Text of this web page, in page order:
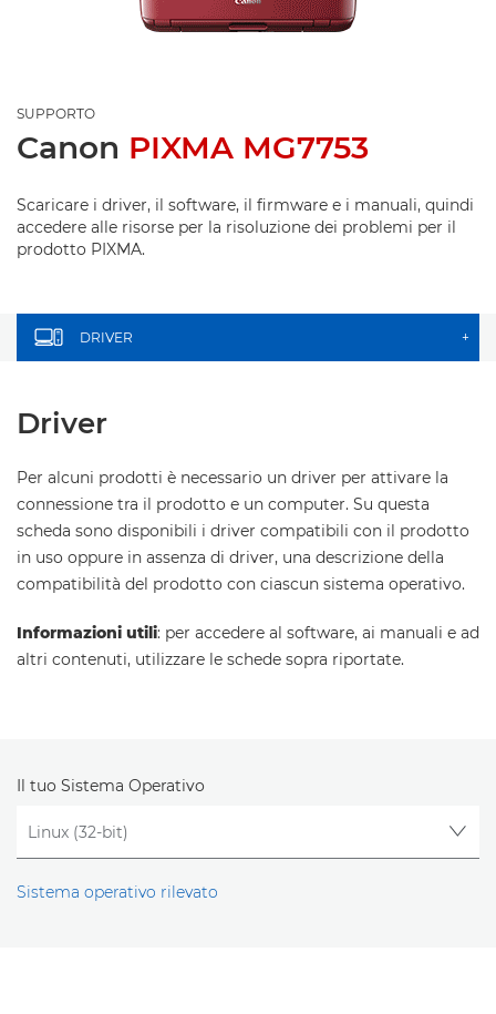
SUPPORTO
Canon PIXMA MG7753
Scaricare i driver, il software, il firmware e i manuali, quindi
accedere alle risorse per la risoluzione dei problemi per il
prodotto PIXMA.
DRIVER +
Driver
Per alcuni prodotti è necessario un driver per attivare la
connessione tra il prodotto e un computer. Su questa
scheda sono disponibili i driver compatibili con il prodotto
in uso oppure in assenza di driver, una descrizione della
compatibilità del prodotto con ciascun sistema operativo.
Informazioni utili: per accedere al software, ai manuali e ad
altri contenuti, utilizzare le schede sopra riportate.
Il tuo Sistema Operativo
Sistema operativo rilevato